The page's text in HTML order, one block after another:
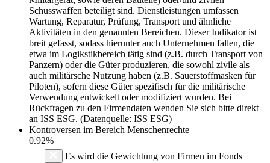
Schusswaffen beteiligt sind. Dienstleistungen umfassen
Wartung, Reparatur, Prüfung, Transport und ähnliche
Aktivitäten in den genannten Bereichen. Dieser Indikator ist
breit gefasst, sodass hierunter auch Unternehmen fallen, die
etwa im Logikstikbereich tätig sind (z.B. durch Transport von
Panzern) oder die Güter produzieren, die sowohl zivile als
auch militärsche Nutzung haben (z.B. Sauerstoffmasken für
Piloten), sofern diese Güter spezifisch für die militärische
Verwendung entwickelt oder modifiziert wurden. Bei
Rückfragen zu den Firmendaten wenden Sie sich bitte direkt
an ISS ESG. (Datenquelle: ISS ESG)
Kontroversen im Bereich Menschenrechte
0.92%
Es wird die Gewichtung von Firmen im Fonds